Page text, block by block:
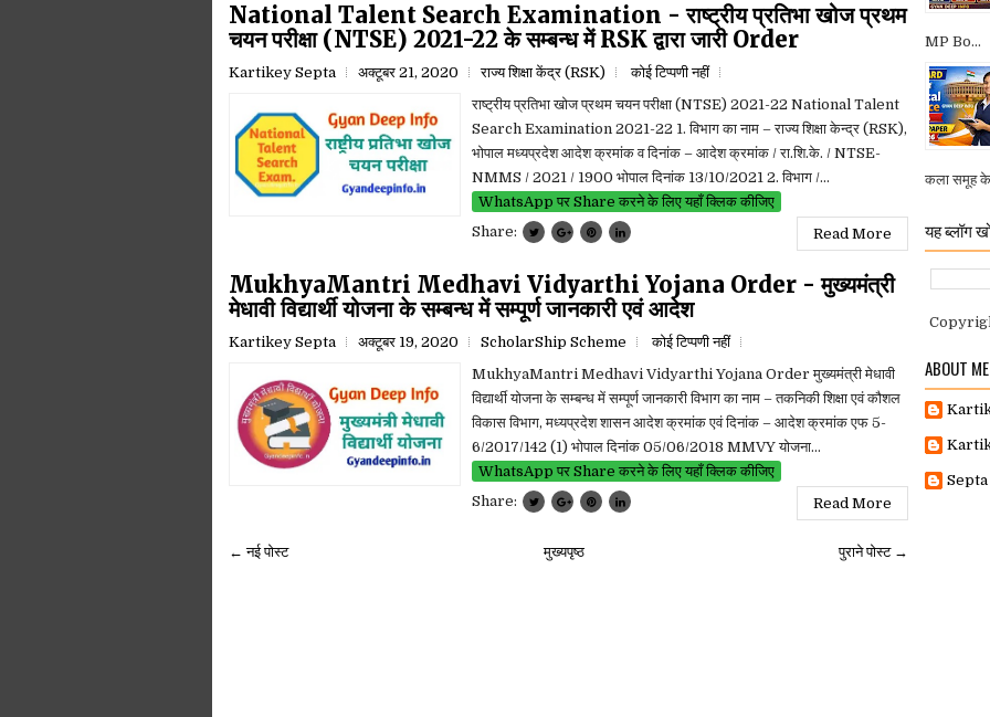
National Talent Search Examination - राष्ट्रीय प्रतिभा खोज प्रथम
चयन परीक्षा (NTSE) 2021-22 के सम्बन्ध में RSK द्वारा जारी Order
Kartikey Septa अक्टूबर 21, 2020 राज्य शिक्षा केंद्र (RSK)
कोई टिप्पणी नहीं
राष्ट्रीय प्रतिभा खोज प्रथम चयन परीक्षा (NTSE) 2021-22 National Talent
Search Examination 2021-22 1. विभाग का नाम – राज्य शिक्षा केन्द्र (RSK),
भोपाल मध्यप्रदेश आदेश क्रमांक व दिनांक – आदेश क्रमांक / रा.शि.के. / NTSE-
NMMS / 2021 / 1900 भोपाल दिनांक 13/10/2021 2. विभाग /...
WhatsApp पर Share करने के लिए यहाँ क्लिक कीजिए
Share:
Read More
MukhyaMantri Medhavi Vidyarthi Yojana Order - मुख्यमंत्री
मेधावी विद्यार्थी योजना के सम्बन्ध में सम्पूर्ण जानकारी एवं आदेश
Kartikey Septa अक्टूबर 19, 2020 ScholarShip Scheme
कोई टिप्पणी नहीं
MukhyaMantri Medhavi Vidyarthi Yojana Order मुख्यमंत्री मेधावी
विद्यार्थी योजना के सम्बन्ध में सम्पूर्ण जानकारी विभाग का नाम – तकनिकी शिक्षा एवं कौशल
विकास विभाग, मध्यप्रदेश शासन आदेश क्रमांक एवं दिनांक – आदेश क्रमांक एफ 5-
6/2017/142 (1) भोपाल दिनांक 05/06/2018 MMVY योजना...
WhatsApp पर Share करने के लिए यहाँ क्लिक कीजिए
Share:
Read More
← नई पोस्ट पुराने पोस्ट →
मुख्यपृष्ठ
MP Bo...
कला समूह के
यह ब्लॉग
ABOUT ME